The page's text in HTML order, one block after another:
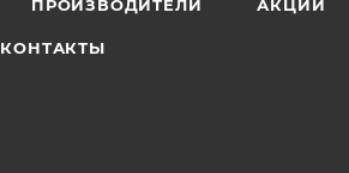
ПРОИЗВОДИТЕЛИ АКЦИИ
КОНТАКТЫ